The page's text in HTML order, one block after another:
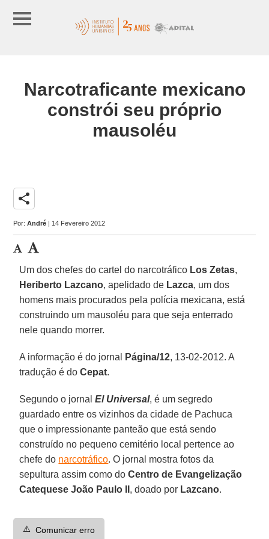
Narcotraficante mexicano
constrói seu próprio
mausoléu
share
Por:André | 14 Fevereiro 2012
Um dos chefes do cartel do narcotráfico Los Zetas,
Heriberto Lazcano, apelidado de Lazca, um dos
homens mais procurados pela polícia mexicana, está
construindo um mausoléu para que seja enterrado
nele quando morrer.
A informação é do jornal Página/12, 13-02-2012. A
tradução é doCepat.
Segundo o jornalEl Universal, é um segredo
guardado entre os vizinhos da cidade de Pachuca
que o impressionante panteão que está sendo
construído no pequeno cemitério local pertence ao
chefe do narcotráfico. O jornal mostra fotos da
sepultura assim como doCentro de Evangelização
Catequese João Paulo II , doado por Lazcano.
⚠️ Comunicar erro